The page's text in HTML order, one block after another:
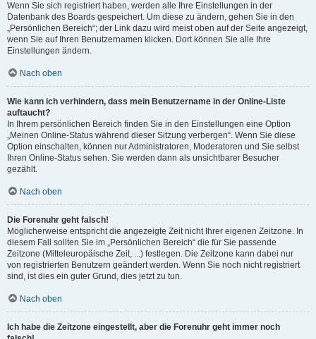
Wenn Sie sich registriert haben, werden alle Ihre Einstellungen in der
Datenbank des Boards gespeichert. Um diese zu ändern, gehen Sie in den
„Persönlichen Bereich“; der Link dazu wird meist oben auf der Seite angezeigt,
wenn Sie auf Ihren Benutzernamen klicken. Dort können Sie alle Ihre
Einstellungen ändern.
Nach oben
Wie kann ich verhindern, dass mein Benutzername in der Online-Liste
auftaucht?
In Ihrem persönlichen Bereich finden Sie in den Einstellungen eine Option
„Meinen Online-Status während dieser Sitzung verbergen“. Wenn Sie diese
Option einschalten, können nur Administratoren, Moderatoren und Sie selbst
Ihren Online-Status sehen. Sie werden dann als unsichtbarer Besucher
gezählt.
Nach oben
Die Forenuhr geht falsch!
Möglicherweise entspricht die angezeigte Zeit nicht Ihrer eigenen Zeitzone. In
diesem Fall sollten Sie im „Persönlichen Bereich“ die für Sie passende
Zeitzone (Mitteleuropäische Zeit, ...) festlegen. Die Zeitzone kann dabei nur
von registrierten Benutzern geändert werden. Wenn Sie noch nicht registriert
sind, ist dies ein guter Grund, dies jetzt zu tun.
Nach oben
Ich habe die Zeitzone eingestellt, aber die Forenuhr geht immer noch